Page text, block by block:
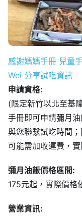
感謝媽媽手冊 兒童
Wei‎ 分享試吃資訊
申請資格:
(限定新竹以北至基
手冊即可申請彌月
與您聯繫試吃時間
可能需加收運費，
彌月油飯價格區間:
175元起，實際價格
五股總公司
地址｜新北市五股
電話｜02-2290-